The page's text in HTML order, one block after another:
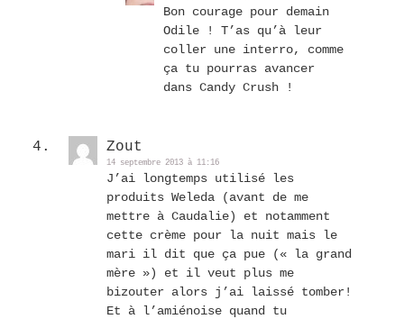
Bon courage pour demain
Odile ! T’as qu’à leur
coller une interro, comme
ça tu pourras avancer
dans Candy Crush !
Zout
14 septembre 2013 à 11:16
J’ai longtemps utilisé les
produits Weleda (avant de me
mettre à Caudalie) et notamment
cette crème pour la nuit mais le
mari il dit que ça pue (« la grand
mère ») et il veut plus me
bizouter alors j’ai laissé tomber!
Et à l’amiénoise quand tu